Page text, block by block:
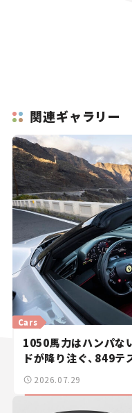
関連ギャラリー
Cars
1050馬力はハンパな
ドが降り注ぐ、849テ
2026.07.29